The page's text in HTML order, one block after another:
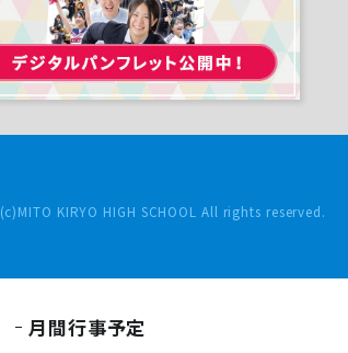
(c)MITO KIRYO HIGH SCHOOL All rights reserved.
月間行事予定